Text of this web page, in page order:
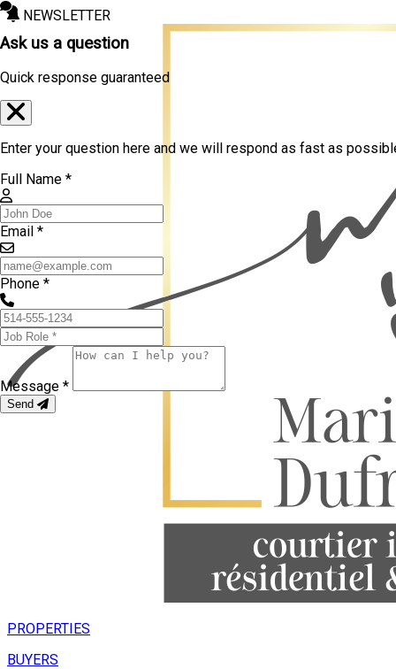
NEWSLETTER
PROPERTIES
BUYERS
Ask us a question
Quick response guaranteed
Enter your question here and we will respond as fast as
Full Name *
Email *
Phone *
Message *
Send